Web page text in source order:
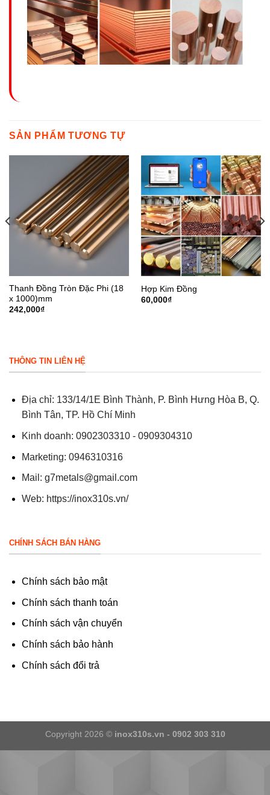
SẢN PHẨM TƯƠNG TỰ
Thanh Đồng Tròn Đặc Phi (18
x 1000)mm
242,000₫
Hợp Kim Đồng
60,000₫
THÔNG TIN LIÊN HỆ
Địa chỉ: 133/14/1E Bình Thành, P. Bình Hưng Hòa B, Q.
Bình Tân, TP. Hồ Chí Minh
Kinh doanh: 0902303310 - 0909304310
Marketing: 0946310316
Mail: g7metals@gmail.com
Web: https://inox310s.vn/
CHÍNH SÁCH BÁN HÀNG
Chính sách bảo mật
Chính sách thanh toán
Chính sách vận chuyển
Chính sách bảo hành
Chính sách đổi trả
Copyright 2026 © inox310s.vn - 0902 303 310